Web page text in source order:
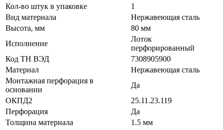
Кол-во штук в упаковке
1
Вид материала
Нержавеющая сталь
Высота, мм
80 мм
Исполнение
Лоток
перфорированный
Код ТН ВЭД
7308905900
Материал
Нержавеющая сталь
Монтажная перфорация в
основании
Да
ОКПД2
25.11.23.119
Перфорация
Да
Толщина материала
1.5 мм